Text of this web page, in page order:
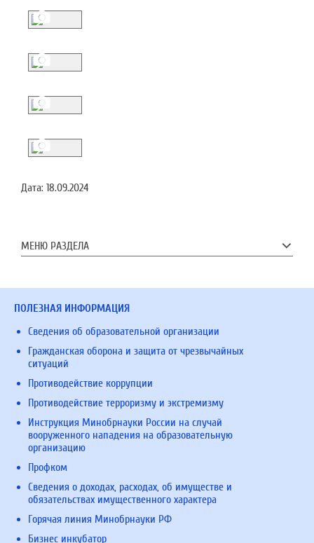
Дата: 18.09.2024
МЕНЮ РАЗДЕЛА
ПОЛЕЗНАЯ ИНФОРМАЦИЯ
Сведения об образовательной организации
Гражданская оборона и защита от чрезвычайных
ситуаций
Противодействие коррупции
Противодействие терроризму и экстремизму
Инструкция Минобрнауки России на случай
вооруженного нападения на образовательную
организацию
Профком
Сведения о доходах, расходах, об имуществе и
обязательствах имущественного характера
Горячая линия Минобрнауки РФ
Бизнес инкубатор